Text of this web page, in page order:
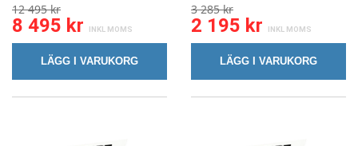
12 495 kr
8 495 kr
LÄGG I VARUKORG
3 285 kr
2 195 kr
LÄGG I VARUKORG